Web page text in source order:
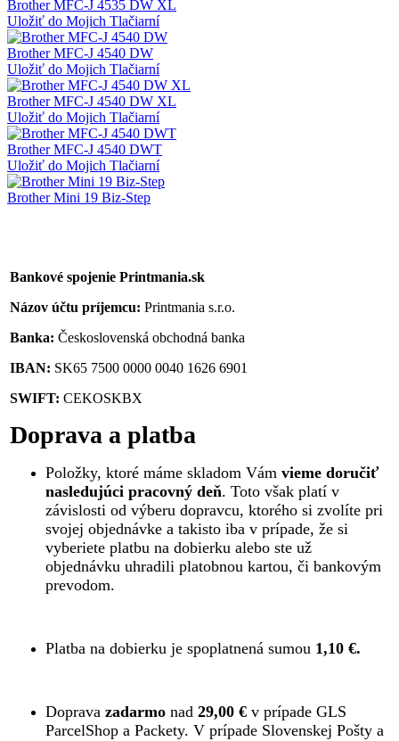
Brother MFC-J 4535 DW XL
Uložiť do Mojich Tlačiarní
Brother MFC-J 4540 DW
Uložiť do Mojich Tlačiarní
Brother MFC-J 4540 DW XL
Uložiť do Mojich Tlačiarní
Brother MFC-J 4540 DWT
Uložiť do Mojich Tlačiarní
Brother Mini 19 Biz-Step
Bankové spojenie Printmania.sk
Názov účtu príjemcu: Printmania s.r.o.
Banka: Československá obchodná banka
IBAN: SK65 7500 0000 0040 1626 6901
SWIFT: CEKOSKBX
Doprava a platba
Položky, ktoré máme skladom Vám vieme doručiť
nasledujúci pracovný deň. Toto však platí v
závislosti od výberu dopravcu, ktorého si zvolíte pri
svojej objednávke a takisto iba v prípade, že si
vyberiete platbu na dobierku alebo ste už
objednávku uhradili platobnou kartou, či bankovým
prevodom.
Platba na dobierku je spoplatnená sumou 1,10 €.
Doprava zadarmo nad 29,00 € v prípade GLS
ParcelShop a Packety. V prípade Slovenskej Pošty a